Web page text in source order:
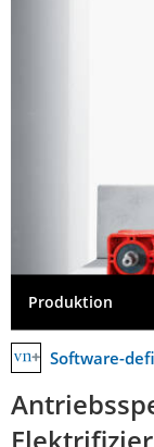
Produktion
Software-